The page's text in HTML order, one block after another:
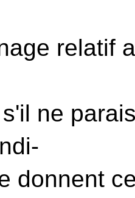
relatif
ne
donnent